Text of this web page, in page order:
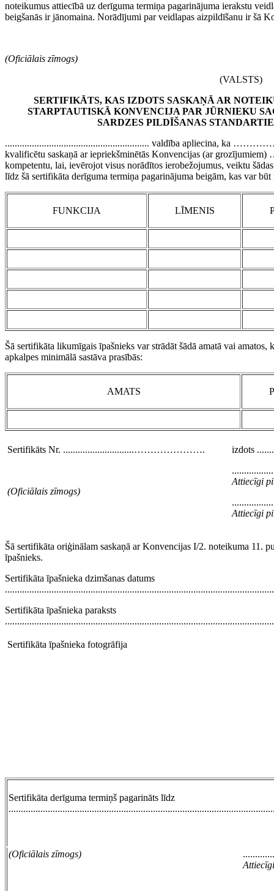
noteikumus attiecībā uz derīguma termiņa pagarinājuma ierakstu
beigšanās ir jānomaina. Norādījumi par veidlapas aizpildīšanu ir šā
(Oficiālais zīmogs)
(VALSTS)
SERTIFIKĀTS, KAS IZDOTS SASKAŅĀ AR
STARPTAUTISKĀ KONVENCIJA PAR JŪRNIEKU
SARDZES PILDĪŠANAS
........................................................... valdība apliecina, ka
kvalificētu saskaņā ar iepriekšminētās Konvencijas (ar
kompetentu, lai, ievērojot visus norādītos ierobežojumus, veiktu
līdz šā sertifikāta derīguma termiņa pagarinājuma beigām, kas var būt
FUNKCIJA LĪMENIS
Šā sertifikāta likumīgais īpašnieks var strādāt šādā amatā vai
apkalpes minimālā sastāva prasībās:
AMATS
Sertifikāts Nr. .............................………………….
(Oficiālais zīmogs)
izdots
Attiecīgi
Attiecīgi
Šā sertifikāta oriģinālam saskaņā ar Konvencijas I/2. noteikuma 11.
īpašnieks.
Sertifikāta īpašnieka dzimšanas datums
Sertifikāta īpašnieka paraksts
Sertifikāta īpašnieka fotogrāfija
Sertifikāta derīguma termiņš pagarināts līdz
(Oficiālais zīmogs)